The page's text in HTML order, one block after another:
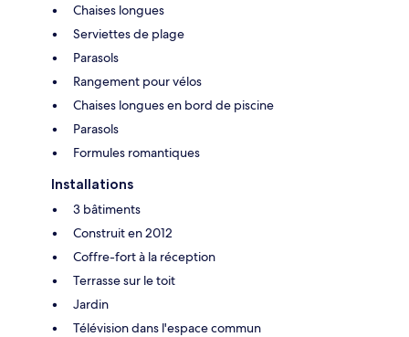
Chaises longues
Serviettes de plage
Parasols
Rangement pour vélos
Chaises longues en bord de piscine
Parasols
Formules romantiques
Installations
3 bâtiments
Construit en 2012
Coffre-fort à la réception
Terrasse sur le toit
Jardin
Télévision dans l'espace commun